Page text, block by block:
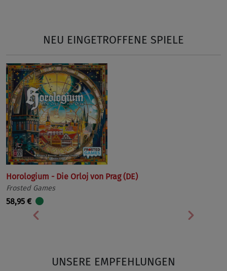
NEU EINGETROFFENE SPIELE
Horologium - Die Orloj von Prag (DE)
Frosted Games
58,95 €
Vorherige
UNSERE EMPFEHLUNGEN